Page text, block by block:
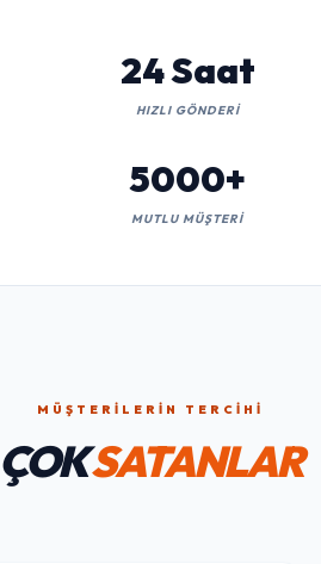
24 Saat
HIZLI GÖNDERI
5000+
MUTLU MÜŞTERI
MÜŞTERILERIN TERCIHI
ÇOKSATANLAR